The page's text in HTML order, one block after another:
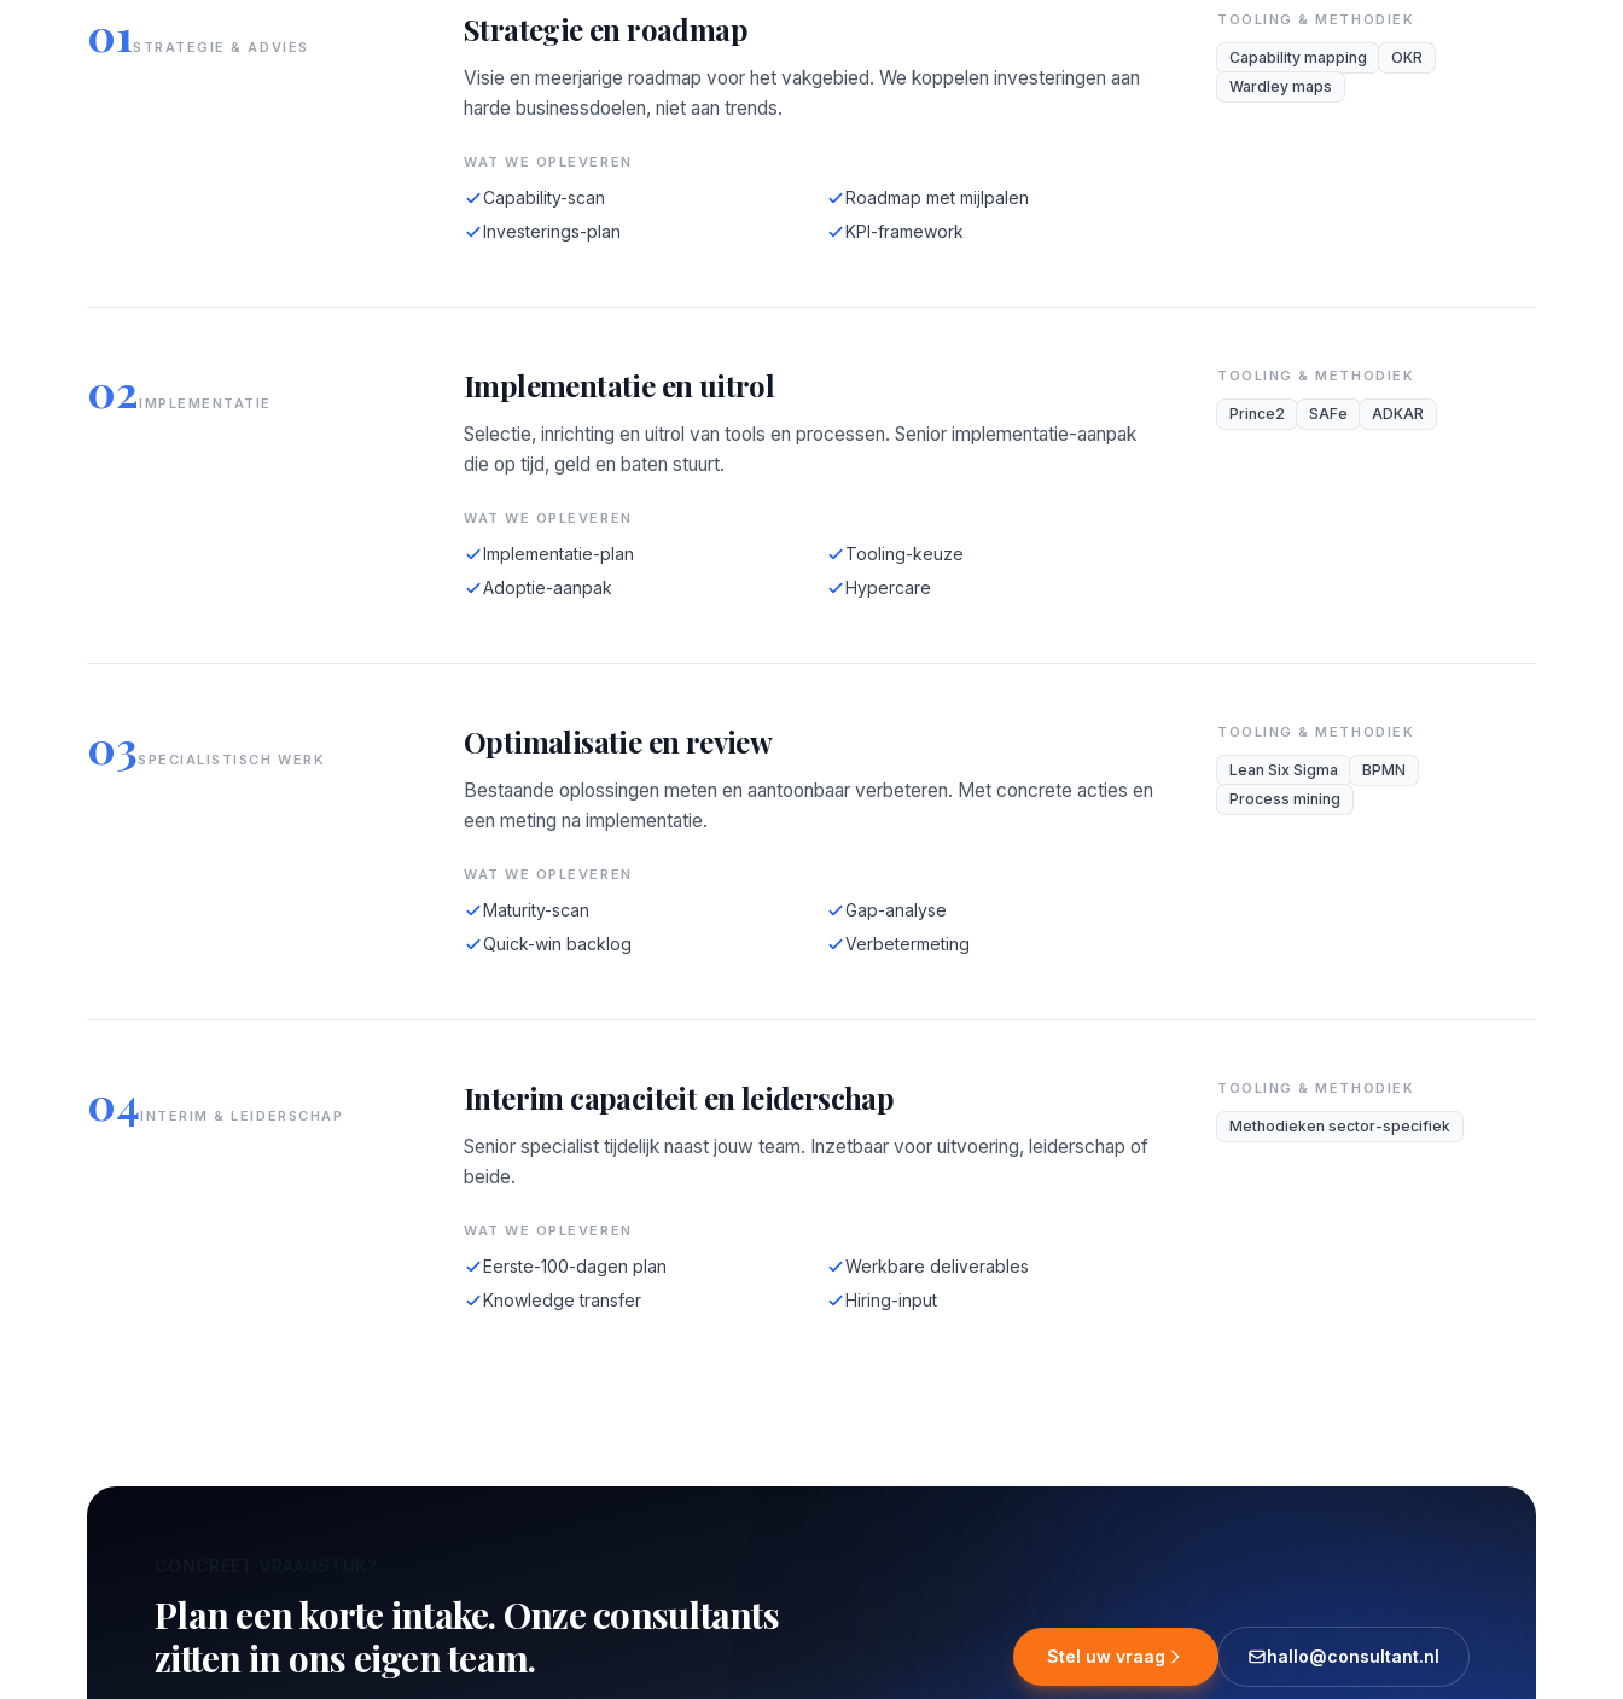
01 STRATEGIE & ADVIES Strategie en roadmap
Visie en meerjarige roadmap voor het vakgebied. We koppelen investeringen aan
harde businessdoelen, niet aan trends.
WAT WE OPLEVEREN
Capability-scan
Roadmap met mijlpalen
Investerings-plan
KPI-framework
TOOLING & METHODIEK
Capability mapping
OKR
Wardley maps
02IMPLEMENTATIE Implementatie en uitrol
Selectie, inrichting en uitrol van tools en processen. Senior implementatie-aanpak
die op tijd, geld en baten stuurt.
WAT WE OPLEVEREN
Implementatie-plan
Tooling-keuze
Adoptie-aanpak
Hypercare
TOOLING & METHODIEK
Prince2 SAFe ADKAR
03SPECIALISTISCH WERK Optimalisatie en review
Bestaande oplossingen meten en aantoonbaar verbeteren. Met concrete acties en
een meting na implementatie.
WAT WE OPLEVEREN
Maturity-scan
Gap-analyse
Quick-win backlog
Verbetermeting
TOOLING & METHODIEK
Lean Six Sigma
BPMN
Process mining
04INTERIM & LEIDERSCHAP Interim capaciteit en leiderschap
Senior specialist tijdelijk naast jouw team. Inzetbaar voor uitvoering, leiderschap of
beide.
WAT WE OPLEVEREN
Eerste-100-dagen plan
Werkbare deliverables
Knowledge transfer
Hiring-input
TOOLING & METHODIEK
Methodieken sector-specifiek
Plan een korte intake. Onze consultants
zitten in ons eigen team.
Stel uw vraag hallo@consultant.nl